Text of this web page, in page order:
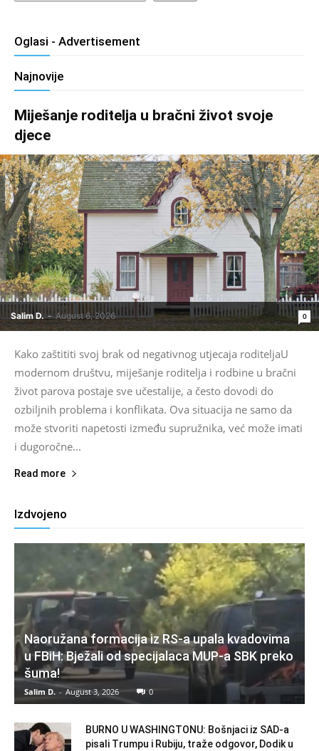
Oglasi - Advertisement
Najnovije
Miješanje roditelja u bračni život svoje
djece
Salim D. - August 6, 2026 0
Kako zaštititi svoj brak od negativnog utjecaja roditeljaU
modernom društvu, miješanje roditelja i rodbine u bračni
život parova postaje sve učestalije, a često dovodi do
ozbiljnih problema i konflikata. Ova situacija ne samo da
može stvoriti napetosti između supružnika, već može imati
i dugoročne...
Read more
Izdvojeno
Naoružana formacija iz RS-a upala kvadovima
u FBiH: Bježali od specijalaca MUP-a SBK preko
šuma!
Salim D. - August 3, 2026 0
BURNO U WASHINGTONU: Bošnjaci iz SAD-a
pisali Trumpu i Rubiju, traže odgovor, Dodik u